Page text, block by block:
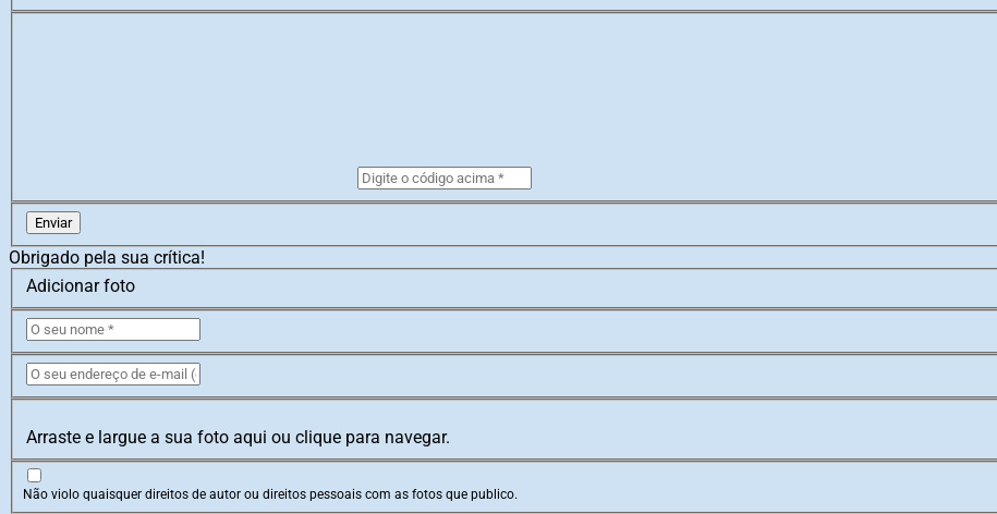
Enviar
Obrigado pela sua crítica!
Adicionar foto
Arraste e largue a sua foto aqui ou clique para navegar.
Não violo quaisquer direitos de autor ou direitos pessoais com as fotos que publico.